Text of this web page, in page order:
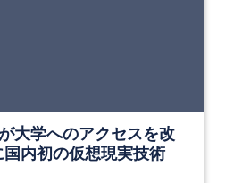
大学へのアクセスを改
内初の仮想現実技術